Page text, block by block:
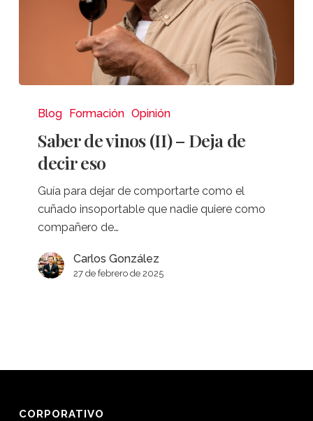
Deja
Blog Formación Opinión
Saber de vinos (II) – Deja de
decir eso
Guía para dejar de comportarte como el
cuñado insoportable que nadie quiere como
compañero de…
Carlos González
27 de febrero de 2025
CORPORATIVO